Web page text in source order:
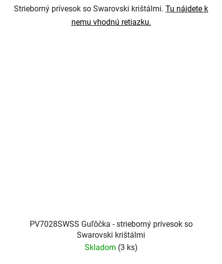
Strieborný prívesok so Swarovski krištálmi. Tu nájdete k
nemu vhodnú retiazku.
PV7028SWSS Guľôčka - strieborný prívesok so
Swarovski krištálmi
Skladom (3 ks)